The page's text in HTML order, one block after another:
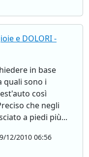
e DOLORI -
in base
quali sono i
così
che negli
a piedi più...
12/2010 06:56